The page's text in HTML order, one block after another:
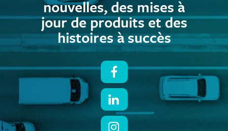
nouvelles, des mises à
jour de produitset des
histoires à succès